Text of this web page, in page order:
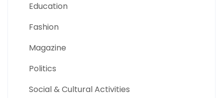
Education
Fashion
Magazine
Politics
Social & Cultural Activities